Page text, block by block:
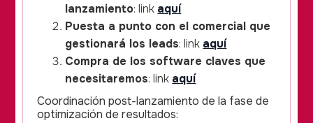
lanzamiento: link aquí
Puesta a punto con el comercial que
gestionará los leads: link aquí
Compra de los software claves que
necesitaremos: link aquí
Coordinación post-lanzamiento de la fase de
optimización de resultados: